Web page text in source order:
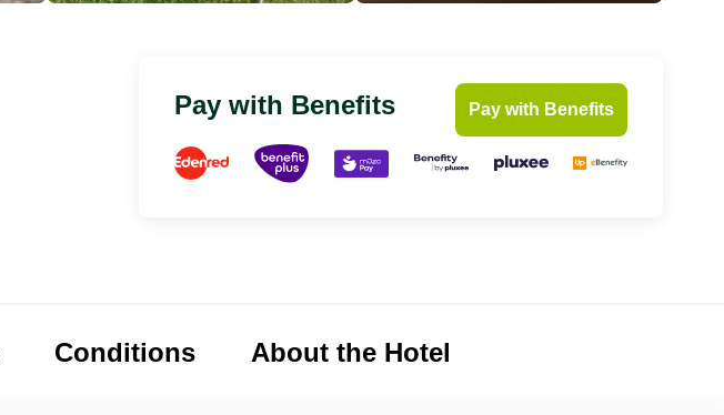
Pay with Benefits Pay with Benefits
Conditions About the Hotel